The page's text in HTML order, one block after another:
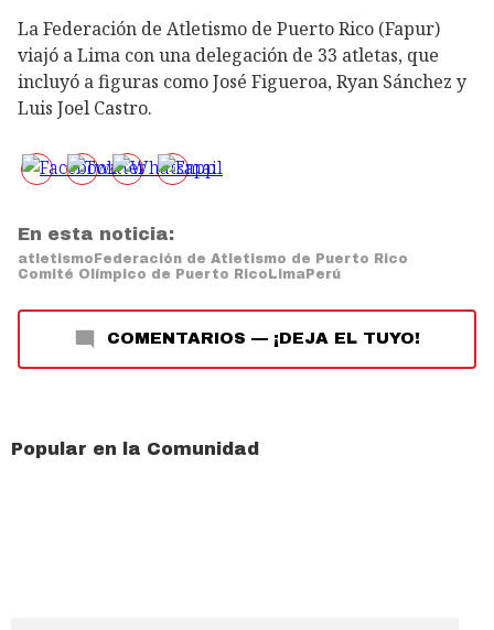
La Federación de Atletismo de Puerto Rico (Fapur)
viajó a Lima con una delegación de 33 atletas, que
incluyó a figuras como José Figueroa, Ryan Sánchez y
Luis Joel Castro.
En esta noticia:
atletismo Federación de Atletismo de Puerto Rico
Comité Olímpico de Puerto Rico Lima Perú
COMENTARIOS — ¡DEJA EL TUYO!
Popular en la Comunidad